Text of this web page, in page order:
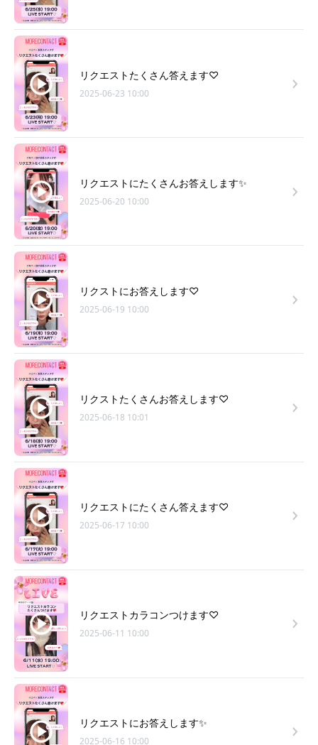
リクエストたくさん答えます♡
2025-06-23 10:00
リクエストにたくさんお答えします✨
2025-06-20 10:00
リクストにお答えします♡
2025-06-19 10:00
リクストたくさんお答えします♡
2025-06-18 10:01
リクエストにたくさん答えます♡
2025-06-17 10:00
リクエストカラコンつけます♡
2025-06-11 10:00
リクエストにお答えします✨
2025-06-16 10:00